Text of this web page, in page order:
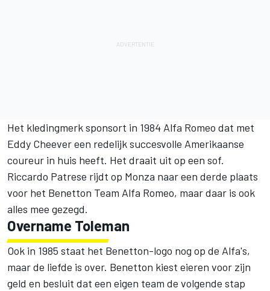
Het kledingmerk sponsort in 1984 Alfa Romeo dat met
Eddy Cheever een redelijk succesvolle Amerikaanse
coureur in huis heeft. Het draait uit op een sof.
Riccardo Patrese rijdt op Monza naar een derde plaats
voor het Benetton Team Alfa Romeo, maar daar is ook
alles mee gezegd.
Overname Toleman
Ook in 1985 staat het Benetton-logo nog op de Alfa's,
maar de liefde is over. Benetton kiest eieren voor zijn
geld en besluit dat een eigen team de volgende stap